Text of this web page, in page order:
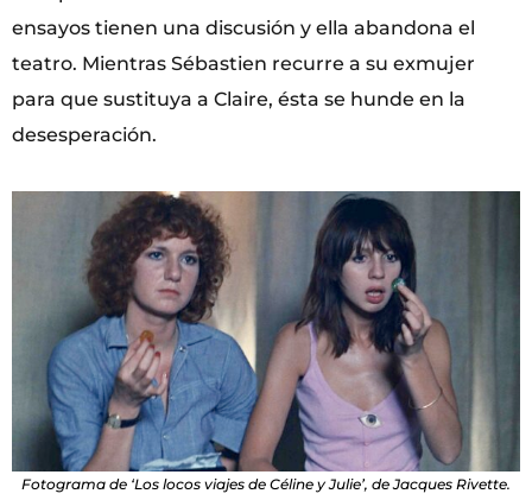
ensayos tienen una discusión y ella abandona el
teatro. Mientras Sébastien recurre a su exmujer
para que sustituya a Claire, ésta se hunde en la
desesperación.
Fotograma de ‘Los locos viajes de Céline y Julie’, de Jacques Rivette.